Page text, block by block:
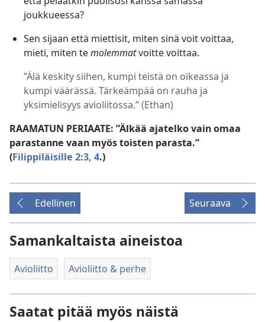
joukkueessa?
Sen sijaan että miettisit, miten sinä voit voittaa,
mieti, miten temolemmatvoitte voittaa.
”Älä keskity siihen, kumpi teistä on oikeassa ja
kumpi väärässä. Tärkeämpää on rauha ja
yksimielisyys avioliitossa.” (Ethan)
RAAMATUN PERIAATE: ”Älkää ajatelko vain omaa
parastanne vaan myös toisten parasta.”
(Filippiläisille 2:3, 4.)
Edellinen Seuraava
Samankaltaista aineistoa
Avioliitto Avioliitto & perhe
Saatat pitää myös näistä